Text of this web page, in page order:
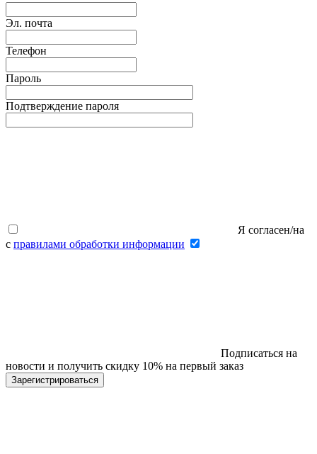
Эл. почта
Телефон
Пароль
Подтверждение пароля
Я согласен/на
с правилами обработки информации
Подписаться на
новости и получить скидку 10% на первый заказ